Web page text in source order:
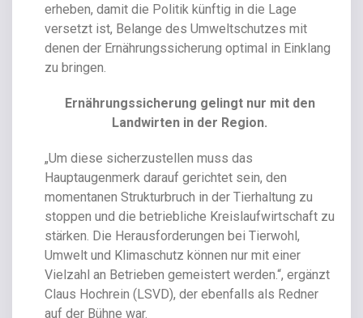
erheben, damit die Politik künftig in die Lage
versetzt ist, Belange des Umweltschutzes mit
denen der Ernährungssicherung optimal in Einklang
zu bringen.
Ernährungssicherung gelingt nur mit den
Landwirten in der Region.
„Um diese sicherzustellen muss das
Hauptaugenmerk darauf gerichtet sein, den
momentanen Strukturbruch in der Tierhaltung zu
stoppen und die betriebliche Kreislaufwirtschaft zu
stärken. Die Herausforderungen bei Tierwohl,
Umwelt und Klimaschutz können nur mit einer
Vielzahl an Betrieben gemeistert werden.“, ergänzt
Claus Hochrein (LSVD), der ebenfalls als Redner
auf der Bühne war.